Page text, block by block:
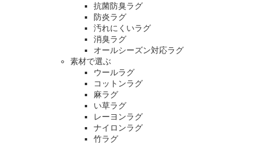
抗菌防臭ラグ
防炎ラグ
汚れにくいラグ
消臭ラグ
オールシーズン対応ラグ
素材で選ぶ
ウールラグ
コットンラグ
麻ラグ
い草ラグ
レーヨンラグ
ナイロンラグ
竹ラグ